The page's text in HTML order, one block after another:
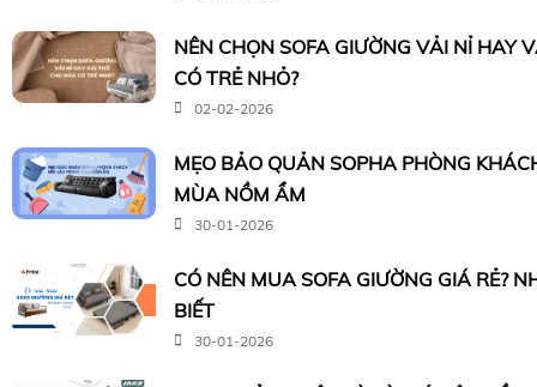
NÊN CHỌN SOFA GIƯỜNG VẢI NỈ HAY
CÓ TRẺ NHỎ?
02-02-2026
MẸO BẢO QUẢN SOPHA PHÒNG
MÙA NỒM ẨM
30-01-2026
CÓ NÊN MUA SOFA GIƯỜNG GIÁ RẺ?
BIẾT
30-01-2026